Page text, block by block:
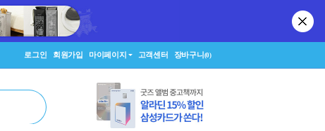
로그인 회원가입 마이페이지 고객센터 장바구니(0)